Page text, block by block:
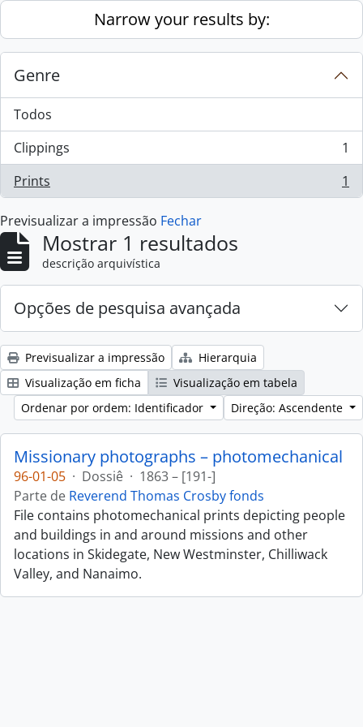
Skip to main contentNarrow your results by:
Genre
Todos
Clippings
, 1 resultados
1
Prints
, 1 resultados 1
Previsualizar a impressão Fechar
Mostrar 1 resultados
descrição arquivística
Opções de pesquisa avançada
Previsualizar a impressão
Hierarquia
Visualização em ficha
Visualização em tabela
Ordenar por ordem: Identificador
Direção: Ascendente
Missionary photographs – photomechanical
96-01-05 · Dossiê · 1863 – [191-]
Parte de Reverend Thomas Crosby fonds
File contains photomechanical prints depicting people
and buildings in and around missions and other
locations in Skidegate, New Westminster, Chilliwack
Valley, and Nanaimo.